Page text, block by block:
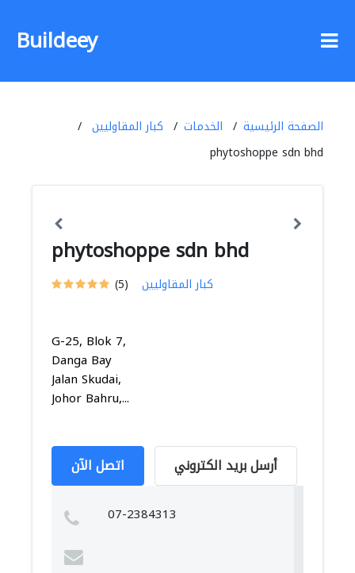
Buildeey
الصفحة الرئيسية الخدمات
كبار المقاوليين
phytoshoppe sdn bhd
phytoshoppe sdn bhd
(5) كبار المقاوليين
G-25, Blok 7,
Danga Bay
Jalan Skudai,
Johor Bahru,...
اتصل الآن أرسل بريد الكتروني
07-2384313